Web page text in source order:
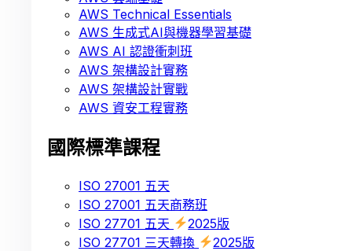
AWS Technical Essentials
AWS 生成式AI與機器學習基礎
AWS AI 認證衝刺班
AWS 架構設計實務
AWS 架構設計實戰
AWS 資安工程實務
國際標準課程
ISO 27001 五天
ISO 27001 五天商務班
ISO 27701 五天
2025版
ISO 27701 三天轉換
2025版